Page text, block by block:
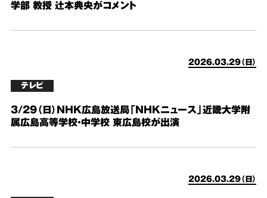
学部 教授 辻本典央がコメント
2026.03.29（日）
テレビ
3/29（日）NHK広島放送局「NHKニュース」近畿大学附
属広島高等学校・中学校 東広島校が出演
2026.03.29（日）